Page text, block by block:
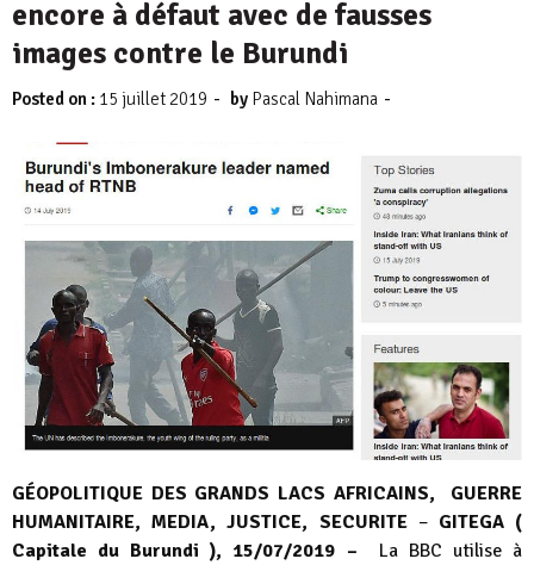
encore à défaut avec de fausses
images contre le Burundi
Posted on : 15 juillet 2019 - by Pascal Nahimana -
GÉOPOLITIQUE DES GRANDS LACS AFRICAINS, GUERRE
HUMANITAIRE, MEDIA, JUSTICE, SECURITE– GITEGA (
Capitale du Burundi ), 15/07/2019 –
La BBC utilise à